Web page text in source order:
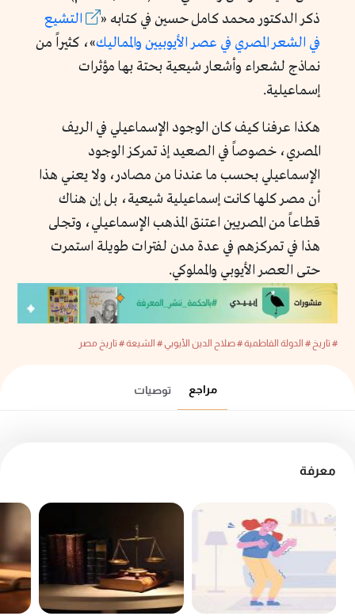
ذكر الدكتور محمد كامل حسين في كتابه «
التشيع
في الشعر المصري في عصر الأيوبيين والمماليك»، كثيراً من
نماذج لشعراء وأشعار شيعية بحتة بها مؤثرات
إسماعيلية.
هكذا عرفنا كيف كان الوجود الإسماعيلي في الريف
المصري، خصوصاً في الصعيد إذ تمركز الوجود
الإسماعيلي بحسب ما عندنا من مصادر، ولا يعني هذا
أن مصر كلها كانت إسماعيلية شيعية، بل إن هناك
قطاعاً من المصريين اعتنق المذهب الإسماعيلي، وتجلى
هذا في تمركزهم في عدة مدن لفترات طويلة استمرت
حتى العصر الأيوبي والمملوكي.
# تاريخ # الدولة الفاطمية# صلاح الدين الأيوبي# الشيعة# تاريخ مصر
مراجع توصيات
معرفة